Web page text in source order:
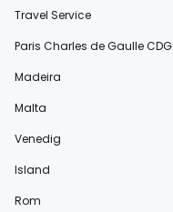
Travel Service
Paris Charles de Gaulle CDG
Madeira
Malta
Venedig
Island
Rom